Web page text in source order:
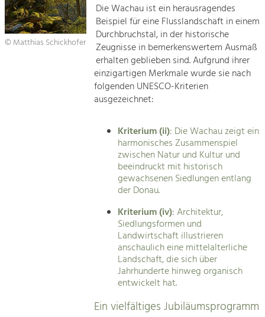
© Matthias Schickhofer
Die Wachau ist ein herausragendes
Beispiel für eine Flusslandschaft in einem
Durchbruchstal, in der historische
Zeugnisse in bemerkenswertem Ausmaß
erhalten geblieben sind. Aufgrund ihrer
einzigartigen Merkmale wurde sie nach
folgenden UNESCO-Kriterien
ausgezeichnet:
Kriterium (ii): Die Wachau zeigt ein
harmonisches Zusammenspiel
zwischen Natur und Kultur und
beeindruckt mit historisch
gewachsenen Siedlungen entlang
der Donau.
Kriterium (iv): Architektur,
Siedlungsformen und
Landwirtschaft illustrieren
anschaulich eine mittelalterliche
Landschaft, die sich über
Jahrhunderte hinweg organisch
entwickelt hat.
Ein vielfältiges Jubiläumsprogramm